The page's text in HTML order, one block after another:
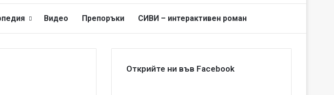
Видео Препоръки СИВИ – интерактивен роман
Открийте ни във Facebook